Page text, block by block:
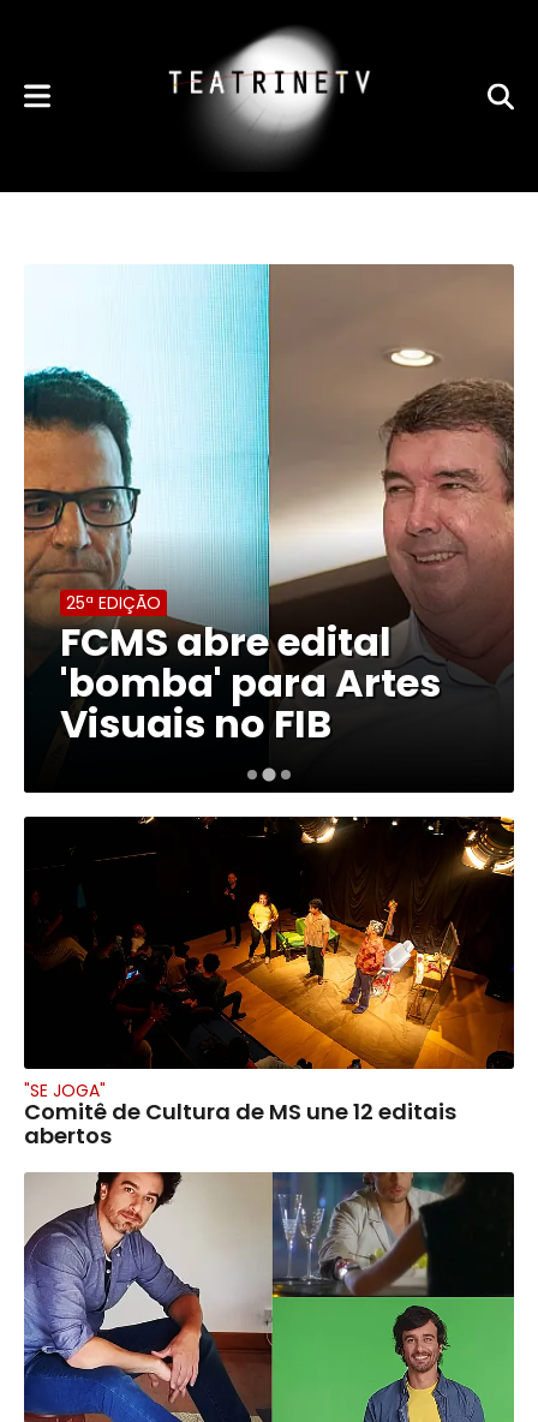
25ª EDIÇÃO
FCMS abre edital
'bomba' para Artes
Visuais no FIB
"SE JOGA"
Comitê de Cultura de MS une 12 editais
abertos